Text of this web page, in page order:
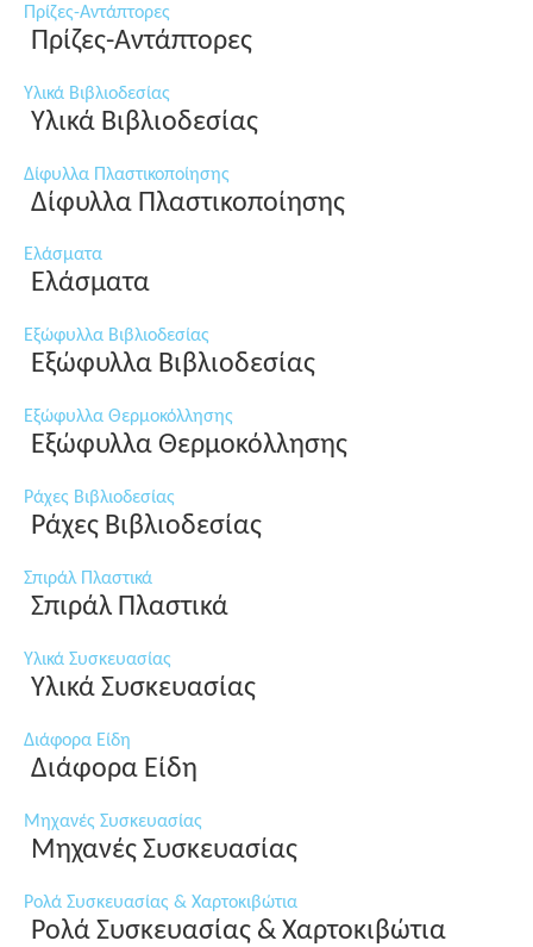
Πρίζες-Αντάπτορες
Πρίζες-Αντάπτορες
Υλικά Βιβλιοδεσίας
Υλικά Βιβλιοδεσίας
Δίφυλλα Πλαστικοποίησης
Δίφυλλα Πλαστικοποίησης
Ελάσματα
Ελάσματα
Εξώφυλλα Βιβλιοδεσίας
Εξώφυλλα Βιβλιοδεσίας
Εξώφυλλα Θερμοκόλλησης
Εξώφυλλα Θερμοκόλλησης
Ράχες Βιβλιοδεσίας
Ράχες Βιβλιοδεσίας
Σπιράλ Πλαστικά
Σπιράλ Πλαστικά
Υλικά Συσκευασίας
Υλικά Συσκευασίας
Διάφορα Είδη
Διάφορα Είδη
Μηχανές Συσκευασίας
Μηχανές Συσκευασίας
Ρολά Συσκευασίας & Χαρτοκιβώτια
Ρολά Συσκευασίας & Χαρτοκιβώτια